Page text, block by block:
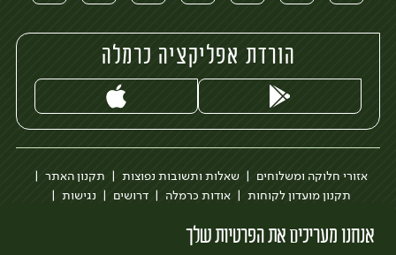
אנחנו מעריכים את הפרטיות שלך
הורדת אפליקציה כרמלה
אזורי חלוקה ומשלוחים שאלות ותשובות נפוצות
תקנון האתר
תקנון מועדון לקוחות
אודות כרמלה דרושים
נגישות
לצפייה בעדכון מדיניות פרטיות